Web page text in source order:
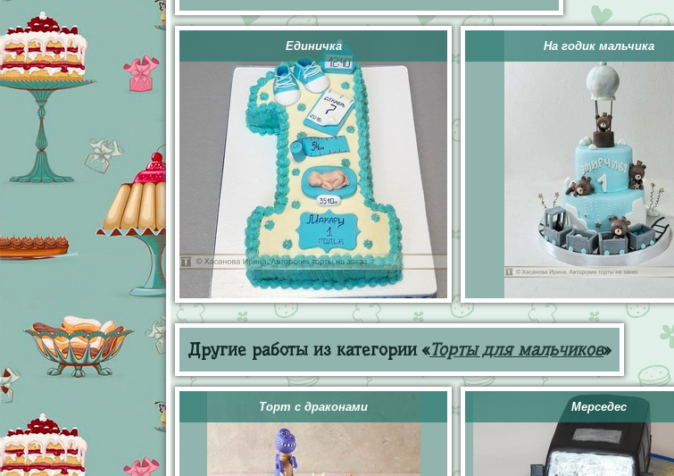
Единичка На годик мальчика
Другие работы из категории «Торты для мальчиков»
Торт с драконами Мерседес